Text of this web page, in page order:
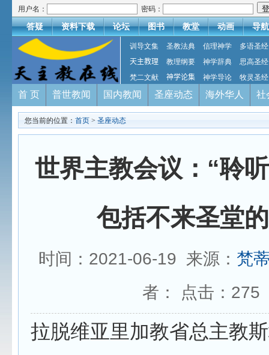
用户名： 密码：
答疑 资料下载 论坛 图书 教堂 动画 导航
训导文集 圣教法典 信理神学
多语圣经
天主教理
教理纲要 神学辞典
思高圣经
梵二文献
神学论集 神学导论 牧灵圣经
首 页 普世教闻 国内教闻 圣座动态 海外华人 社
您当前的位置： 首页 > 圣座动态
世界主教会议：“聆
包括不来圣堂
时间：2021-06-19 来源： 梵
者： 点击： 275
拉脱维亚里加教省总主教